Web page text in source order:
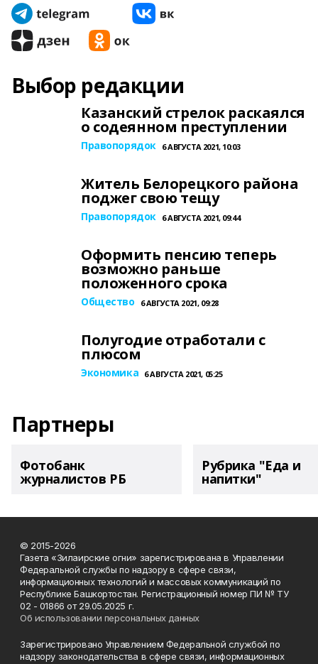
Выбор редакции
Казанский стрелок раскаялся
о содеянном преступлении
Правопорядок 6 АВГУСТА 2021, 10:03
Житель Белорецкого района
поджег свою тещу
Правопорядок 6 АВГУСТА 2021, 09:44
Оформить пенсию теперь
возможно раньше
положенного срока
Общество 6 АВГУСТА 2021, 09:28
Полугодие отработали с
плюсом
Экономика 6 АВГУСТА 2021, 05:25
Партнеры
Фотобанк
журналистов РБ
Рубрика "Еда и
напитки"
© 2015-2026
Газета «Зилаирские огни» зарегистрирована в Управлении
Федеральной службы по надзору в сфере связи,
информационных технологий и массовых коммуникаций по
Республике Башкортостан. Регистрационный номер ПИ № ТУ
02 - 01866 от 29.05.2025 г.
Об использовании персональных данных
Зарегистрировано Управлением Федеральной службой по
надзору законодательства в сфере связи, информационных